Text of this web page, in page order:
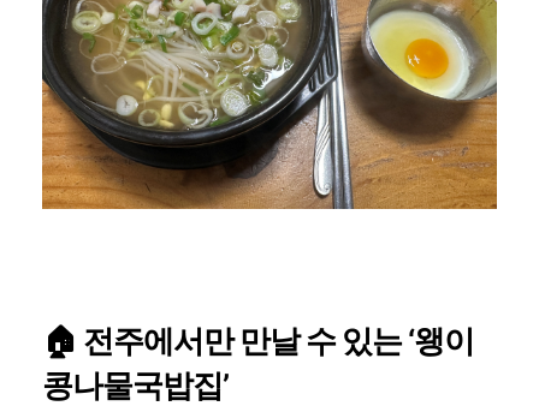
🏠 전주에서만 만날 수 있는 ‘왱이
콩나물국밥집’